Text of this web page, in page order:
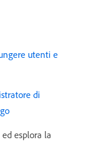
utenti e
di
ed esplora la